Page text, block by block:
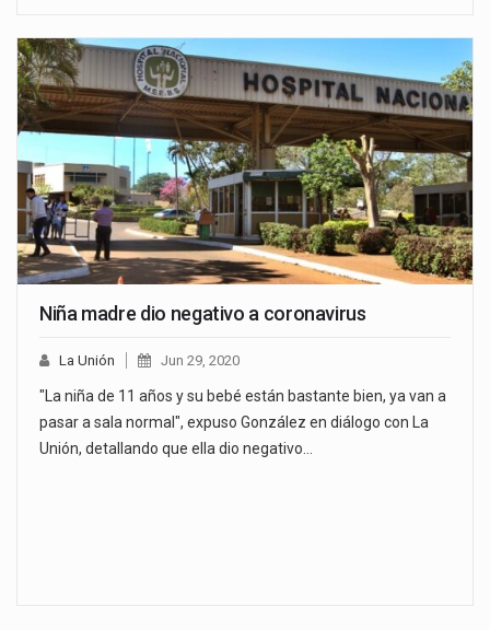
Niña madre dio negativo a coronavirus
La Unión Jun 29, 2020
"La niña de 11 años y su bebé están bastante bien, ya van a
pasar a sala normal", expuso González en diálogo con La
Unión, detallando que ella dio negativo…